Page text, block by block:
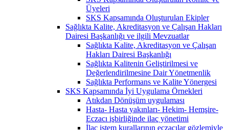
Üyeleri
SKS Kapsamında Oluşturulan Ekipler
Sağlıkta Kalite, Akreditasyon ve Çalışan Hakları
Dairesi Başkanlığı ve ilgili Mevzuatlar
Sağlıkta Kalite, Akreditasyon ve Çalışan
Hakları Dairesi Başkanlığı
Sağlıkta Kalitenin Geliştirilmesi ve
Değerlendirilmesine Dair Yönetmenlik
Sağlıkta Performans ve Kalite Yönergesi
SKS Kapsamında İyi Uygulama Örnekleri
Atıkdan Dönüşüm uygulaması
Hasta- Hasta yakınları- Hekim- Hemşire-
Eczacı işbirliğinde ilaç yönetimi
İlaç istem kurallarının eczacılar gözlemiyle